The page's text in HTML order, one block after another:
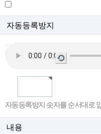
자동등록방지
새
자동등록방지 숫자를 순서대로
내용